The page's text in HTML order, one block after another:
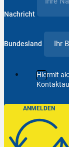
Nachricht
Bundesland
Hiermit
ANMELDEN